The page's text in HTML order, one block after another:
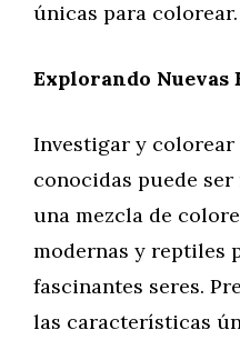
únicas para colorear.
Explorando Nuevas
Investigar y colorear
conocidas puede
una mezcla de
modernas y reptiles
fascinantes seres.
las características